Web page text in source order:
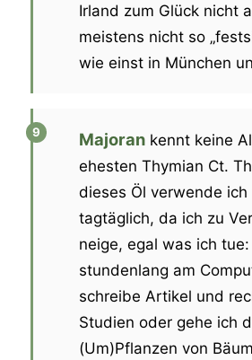
Irland zum Glück nicht
meistens nicht so
wie einst in München
Majoran kennt keine
ehesten Thymian Ct.
dieses Öl verwende
tagtäglich, da ich zu
neige, egal was ich
stundenlang am
schreibe Artikel und
Studien oder gehe ich
(Um)Pflanzen von